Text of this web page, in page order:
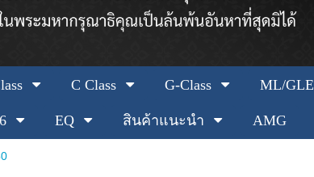
C Class G-Class ML/GLE
EQ สินค้าแนะนำ AMG